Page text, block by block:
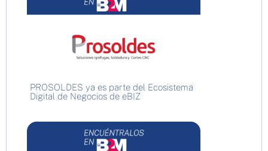
PROSOLDES ya es parte del Ecosistema
Digital de Negocios de eBIZ